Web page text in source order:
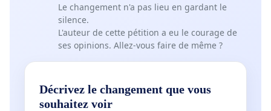
Le changement n'a pas lieu en gardant le
silence.
L'auteur de cette pétition a eu le courage de
ses opinions. Allez-vous faire de même ?
Décrivez le changement que vous
souhaitez voir